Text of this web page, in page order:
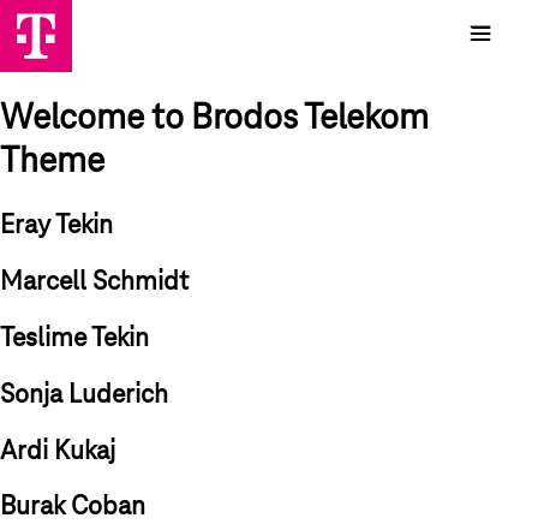
Welcome to Brodos Telekom
Theme
Eray Tekin
Marcell Schmidt
Teslime Tekin
Sonja Luderich
Ardi Kukaj
Burak Coban